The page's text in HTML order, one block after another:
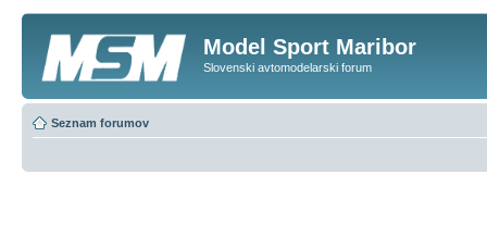
Model Sport Maribor
Slovenski avtomodelarski forum
Seznam forumov